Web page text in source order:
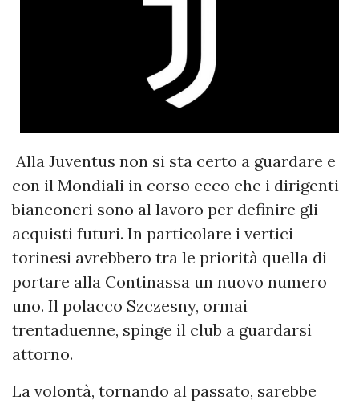
Alla Juventus non si sta certo a guardare e
con il Mondiali in corso ecco che i dirigenti
bianconeri sono al lavoro per definire gli
acquisti futuri. In particolare i vertici
torinesi avrebbero tra le priorità quella di
portare alla Continassa un nuovo numero
uno. Il polacco Szczesny, ormai
trentaduenne, spinge il club a guardarsi
attorno.
La volontà, tornando al passato, sarebbe